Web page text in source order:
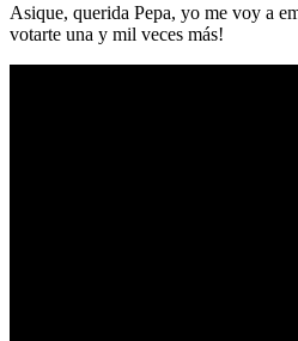
Asique, querida Pepa, yo me voy a
votarte una y mil veces más!